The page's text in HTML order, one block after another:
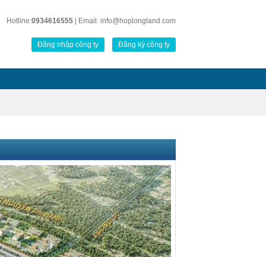
Hotline:0934616555 | Email: info@hoplongland.com
Đăng nhập công ty Đăng ký công ty